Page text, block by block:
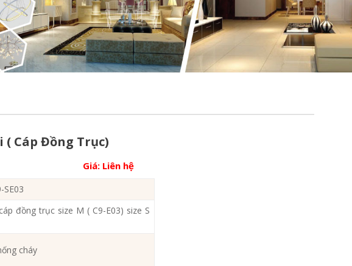
( Cáp Đồng Trục)
Giá: Liên hệ
SE03
đồng trục size M ( C9-E03) size S
cháy